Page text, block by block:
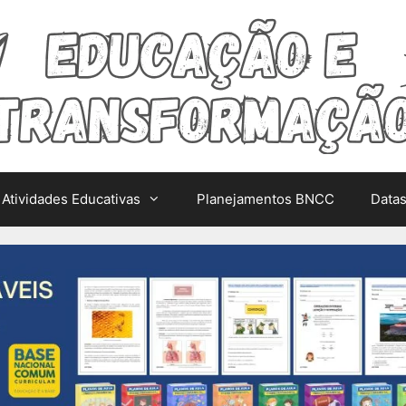
Atividades Educativas Planejamentos BNCC